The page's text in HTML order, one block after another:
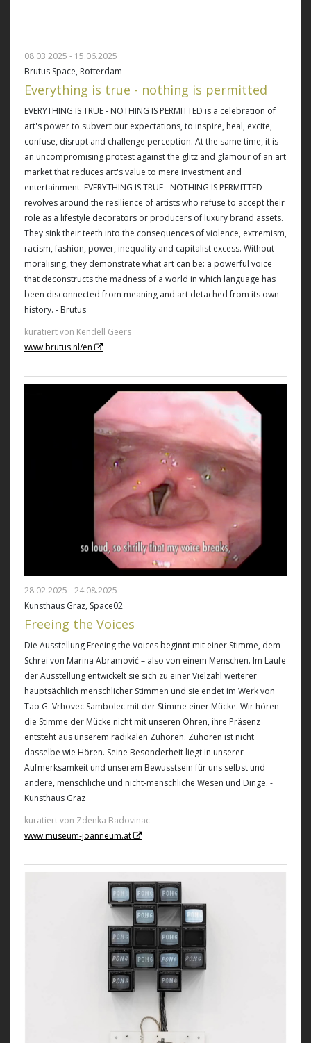
08.03.2025 - 15.06.2025
Brutus Space, Rotterdam
Everything is true - nothing is permitted
EVERYTHING IS TRUE - NOTHING IS PERMITTED is a celebration of
art's power to subvert our expectations, to inspire, heal, excite,
confuse, disrupt and challenge perception. At the same time, it is
an uncompromising protest against the glitz and glamour of an art
market that reduces art's value to mere investment and
entertainment. EVERYTHING IS TRUE - NOTHING IS PERMITTED
revolves around the resilience of artists who refuse to accept their
role as a lifestyle decorators or producers of luxury brand assets.
They sink their teeth into the consequences of violence, extremism,
racism, fashion, power, inequality and capitalist excess. Without
moralising, they demonstrate what art can be: a powerful voice
that deconstructs the madness of a world in which language has
been disconnected from meaning and art detached from its own
history. - Brutus
kuratiert von Kendell Geers
www.brutus.nl/en
28.02.2025 - 24.08.2025
Kunsthaus Graz, Space02
Freeing the Voices
Die Ausstellung Freeing the Voices beginnt mit einer Stimme, dem
Schrei von Marina Abramović – also von einem Menschen. Im Laufe
der Ausstellung entwickelt sie sich zu einer Vielzahl weiterer
hauptsächlich menschlicher Stimmen und sie endet im Werk von
Tao G. Vrhovec Sambolec mit der Stimme einer Mücke. Wir hören
die Stimme der Mücke nicht mit unseren Ohren, ihre Präsenz
entsteht aus unserem radikalen Zuhören. Zuhören ist nicht
dasselbe wie Hören. Seine Besonderheit liegt in unserer
Aufmerksamkeit und unserem Bewusstsein für uns selbst und
andere, menschliche und nicht-menschliche Wesen und Dinge. -
Kunsthaus Graz
kuratiert von Zdenka Badovinac
www.museum-joanneum.at